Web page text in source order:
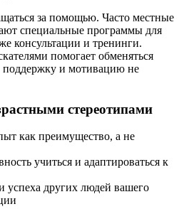
за помощью. Часто местные
специальные программы для
консультации и тренинги.
помогает обменяться
и мотивацию не
стереотипами
как преимущество, а не
учиться и адаптироваться к
успеха других людей вашего